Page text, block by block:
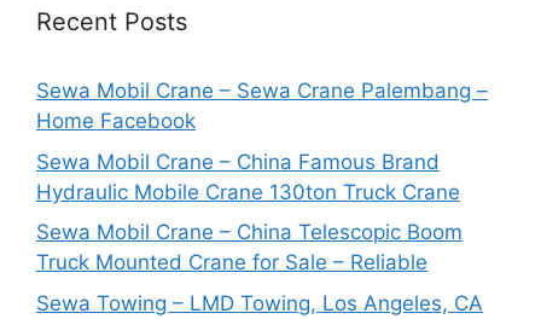
Recent Posts
Sewa Mobil Crane – Sewa Crane Palembang –
Home Facebook
Sewa Mobil Crane – China Famous Brand
Hydraulic Mobile Crane 130ton Truck Crane
Sewa Mobil Crane – China Telescopic Boom
Truck Mounted Crane for Sale – Reliable
Sewa Towing – LMD Towing, Los Angeles, CA